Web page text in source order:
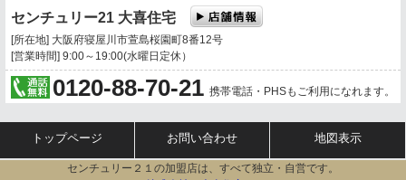
センチュリー21 大喜住宅
[所在地] 大阪府寝屋川市萱島桜園町8番12号
[営業時間] 9:00～19:00(水曜日定休）
0120-88-70-21 携帯電話・PHSもご利用になれます。
トップページ お問い合わせ 地図表示
センチュリー２１の加盟店は、すべて独立・自営です。